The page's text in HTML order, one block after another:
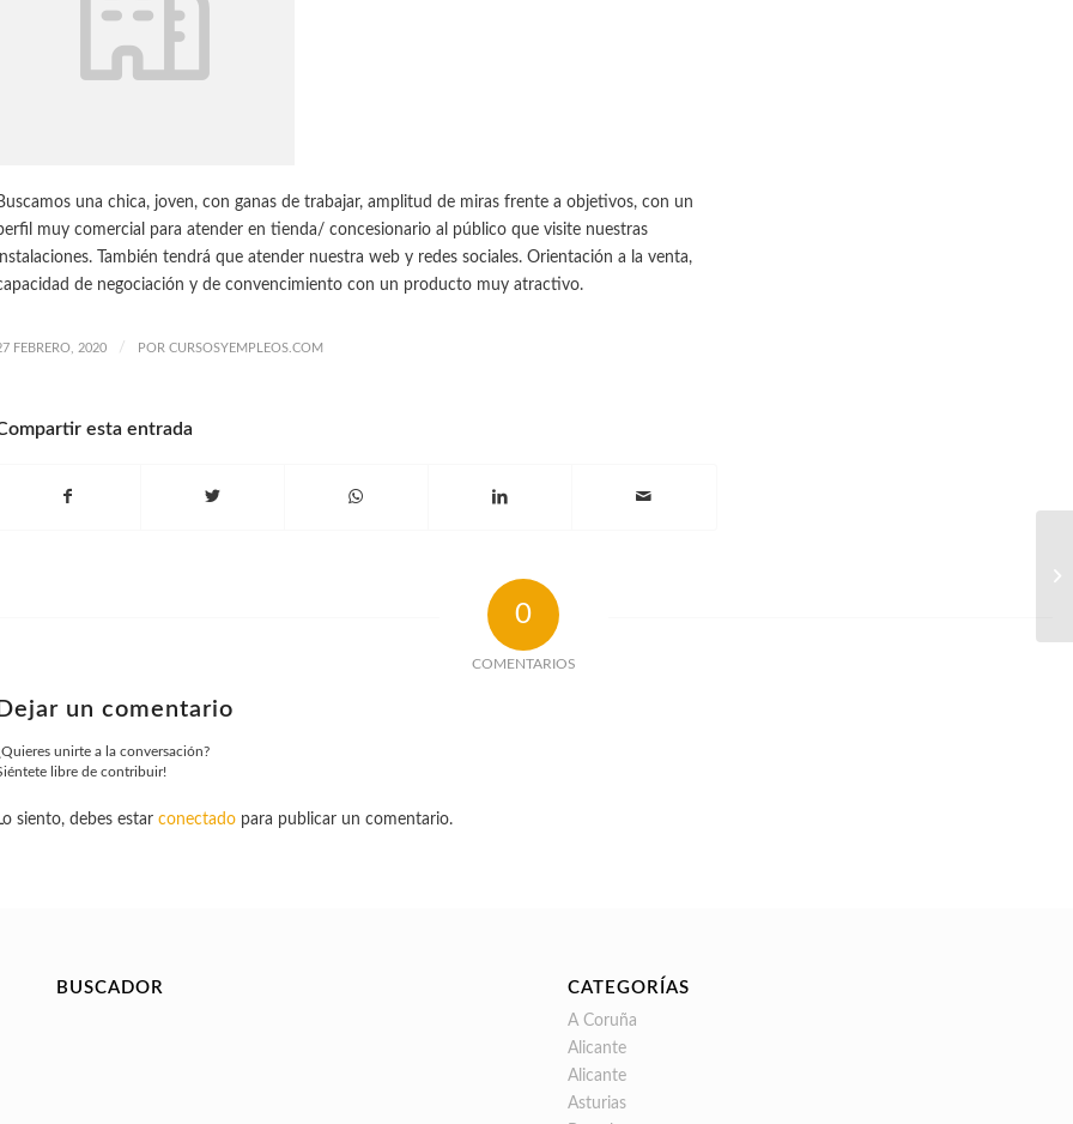
una chica, joven, con ganas de trabajar, amplitud de miras frente a objetivos, con un
muy comercial para atender en tienda/ concesionario al público que visite nuestras
También tendrá que atender nuestra web y redes sociales. Orientación a la venta,
de negociación y de convencimiento con un producto muy atractivo.
FEBRERO, 2020 / POR CURSOSYEMPLEOS.COM
esta entrada
0
COMENTARIOS
Dejar un comentario
unirte a la conversación?
libre de contribuir!
Lo siento, debes estar conectadopara publicar un comentario.
BUSCADOR CATEGORÍAS
A Coruña
Alicante
Alicante
Asturias